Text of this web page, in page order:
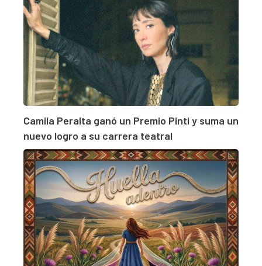
Camila Peralta ganó un Premio Pinti y suma un
nuevo logro a su carrera teatral